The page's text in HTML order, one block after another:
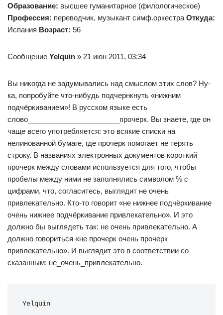
Образование: высшее гуманитарное (филологическое)
Профессия: переводчик, музыкант симф.оркестра Откуда:
Испания Возраст: 56
Сообщение Yelquin » 21 июн 2011, 03:34
Вы никогда не задумывались над смыслом этих слов? Ну-
ка, попробуйте что-нибудь подчернкнуть «нижним
подчёркиванием»! В русском языке есть
слово_______________________прочерк. Вы знаете, где он
чаще всего употребляется: это всякие списки на
нелинованной бумаге, где прочерк помогает не терять
строку. В названиях электронных документов короткий
прочерк между словами используется для того, чтобы
пробелы между ними не заполнялись символом % с
цифрами, что, согласитесь, выглядит не очень
привлекательно. Кто-то говорит «не нижнее подчёркивание
очень нижнее подчёркивание привлекательно». И это
должно бы выглядеть так: не очень привлекательно. А
должно говориться «не прочерк очень прочерк
привлекательно». И выглядит это в соответствии со
сказанным: не_очень_привлекательно.
Yelquin